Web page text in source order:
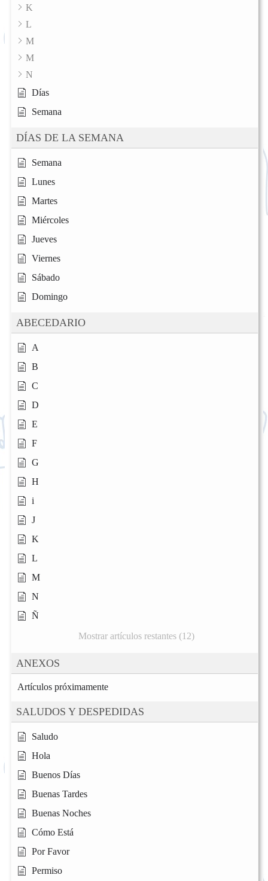
K
L
M
M
N
Días
Semana
DÍAS DE LA SEMANA
Semana
Lunes
Martes
Miércoles
Jueves
Viernes
Sábado
Domingo
ABECEDARIO
A
B
C
D
E
F
G
H
i
J
K
L
M
N
Ñ
Mostrar artículos restantes (12)
ANEXOS
Artículos próximamente
SALUDOS Y DESPEDIDAS
Saludo
Hola
Buenos Días
Buenas Tardes
Buenas Noches
Cómo Está
Por Favor
Permiso